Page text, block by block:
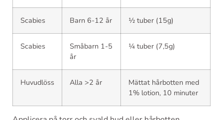
Scabies Barn 6-12 år ½ tuber (15g)
Scabies
Småbarn 1-5
år
¼ tuber (7,5g)
Huvudlöss Alla >2 år
Mättat hårbotten med
1% lotion, 10 minuter